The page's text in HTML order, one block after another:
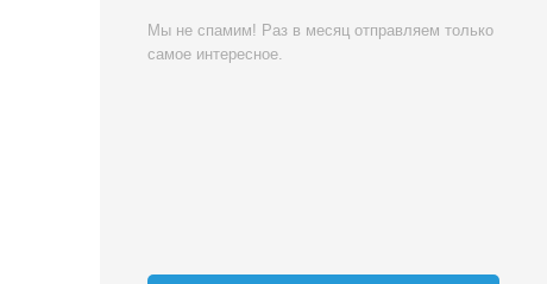
Мы не спамим! Раз в месяц отправляем только
самое интересное.